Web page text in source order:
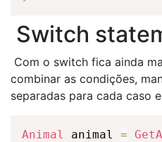
Switch
Com o switch fica ainda
combinar as condições,
separadas para cada caso
Animal animal =